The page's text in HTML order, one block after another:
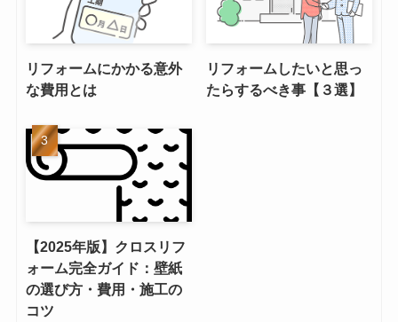
リフォームにかかる意外
な費用とは
リフォームしたいと思っ
たらするべき事【３選】
【2025年版】クロスリフ
ォーム完全ガイド：壁紙
の選び方・費用・施工の
コツ